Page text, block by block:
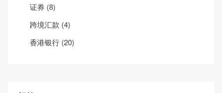
证券 (8)
跨境汇款 (4)
香港银行 (20)